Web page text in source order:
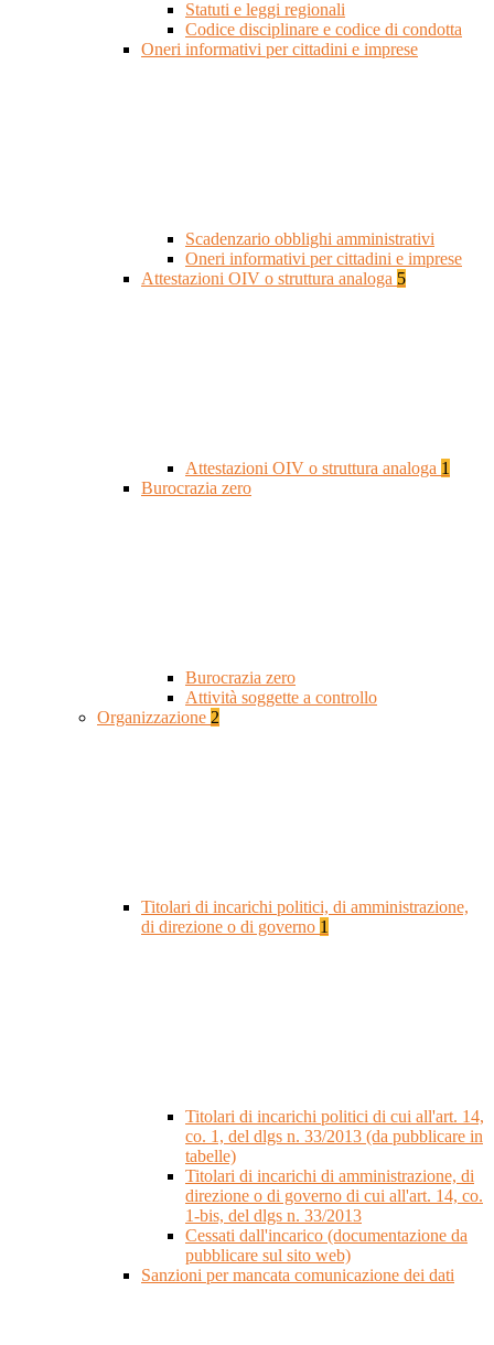
Statuti e leggi regionali
Codice disciplinare e codice di condotta
Oneri informativi per cittadini e imprese
Scadenzario obblighi amministrativi
Oneri informativi per cittadini e imprese
Attestazioni OIV o struttura analoga 5
Attestazioni OIV o struttura analoga 1
Burocrazia zero
Burocrazia zero
Attività soggette a controllo
Organizzazione 2
Titolari di incarichi politici, di amministrazione,
di direzione o di governo 1
Titolari di incarichi politici di cui all'art. 14,
co. 1, del dlgs n. 33/2013 (da pubblicare in
tabelle)
Titolari di incarichi di amministrazione, di
direzione o di governo di cui all'art. 14, co.
1-bis, del dlgs n. 33/2013
Cessati dall'incarico (documentazione da
pubblicare sul sito web)
Sanzioni per mancata comunicazione dei dati